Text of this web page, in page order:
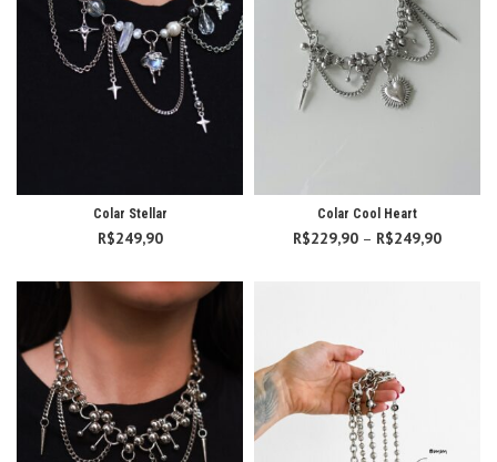
Colar Stellar
R$249,90
Colar Cool Heart
R$229,90 – R$249,90